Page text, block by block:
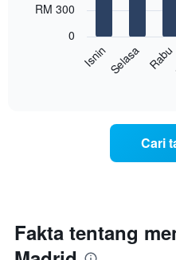
mempunyai
1
paksi
IsninSelasa Rabu
0
RM 300
Cari
Fakta tentang